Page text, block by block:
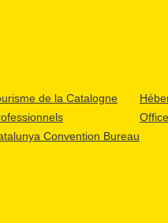
de la Catalogne
Convention Bureau